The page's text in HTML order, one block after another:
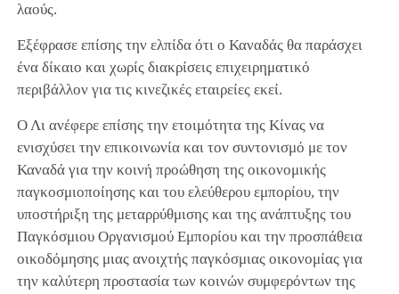
λαούς.
Εξέφρασε επίσης την ελπίδα ότι ο Καναδάς θα παράσχει
ένα δίκαιο και χωρίς διακρίσεις επιχειρηματικό
περιβάλλον για τις κινεζικές εταιρείες εκεί.
Ο Λι ανέφερε επίσης την ετοιμότητα της Κίνας να
ενισχύσει την επικοινωνία και τον συντονισμό με τον
Καναδά για την κοινή προώθηση της οικονομικής
παγκοσμιοποίησης και του ελεύθερου εμπορίου, την
υποστήριξη της μεταρρύθμισης και της ανάπτυξης του
Παγκόσμιου Οργανισμού Εμπορίου και την προσπάθεια
οικοδόμησης μιας ανοιχτής παγκόσμιας οικονομίας για
την καλύτερη προστασία των κοινών συμφερόντων της